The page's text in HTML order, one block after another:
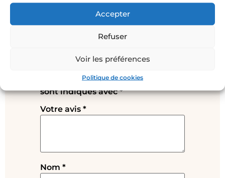
Accepter
Refuser
Voir les préférences
Politique de cookies
Il n’y a pas encore d’avis.
Soyez le premier à laisser votre
Buganvília”
Les champs obligatoires
sont indiqués avec*
Votre avis *
Nom *